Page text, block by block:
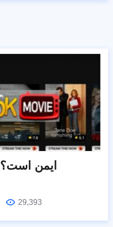
آیا Lookmovie.io ایمن است؟
29,393